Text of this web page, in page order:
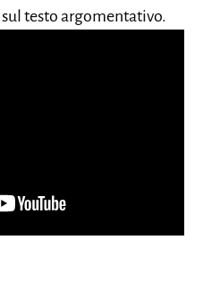
sul testo argomentativo.